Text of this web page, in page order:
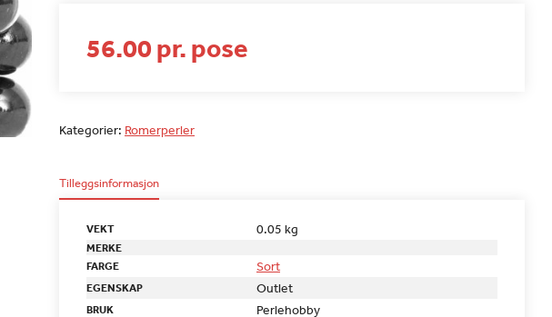
56.00 pr. pose
Kategorier: Romerperler
Tilleggsinformasjon
VEKT 0.05 kg
MERKE
FARGE
Sort
EGENSKAP Outlet
BRUK Perlehobby